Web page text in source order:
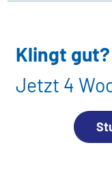
Klingt gut?
Jetzt 4